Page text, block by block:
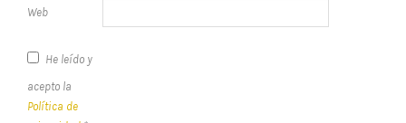
Web
He leído y
acepto la
Política de